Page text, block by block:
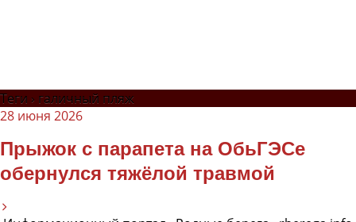
Теги › галичный пляж
28 июня 2026
Прыжок с парапета на ОбьГЭСе
обернулся тяжёлой травмой